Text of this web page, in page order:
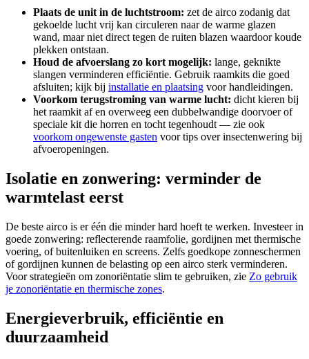
Plaats de unit in de luchtstroom: zet de airco zodanig dat
gekoelde lucht vrij kan circuleren naar de warme glazen
wand, maar niet direct tegen de ruiten blazen waardoor koude
plekken ontstaan.
Houd de afvoerslang zo kort mogelijk: lange, geknikte
slangen verminderen efficiëntie. Gebruik raamkits die goed
afsluiten; kijk bij installatie en plaatsing voor handleidingen.
Voorkom terugstroming van warme lucht: dicht kieren bij
het raamkit af en overweeg een dubbelwandige doorvoer of
speciale kit die horren en tocht tegenhoudt — zie ook
voorkom ongewenste gasten voor tips over insectenwering bij
afvoeropeningen.
Isolatie en zonwering: verminder de
warmtelast eerst
De beste airco is er één die minder hard hoeft te werken. Investeer in
goede zonwering: reflecterende raamfolie, gordijnen met thermische
voering, of buitenluiken en screens. Zelfs goedkope zonneschermen
of gordijnen kunnen de belasting op een airco sterk verminderen.
Voor strategieën om zonoriëntatie slim te gebruiken, zie Zo gebruik
je zonoriëntatie en thermische zones.
Energieverbruik, efficiëntie en
duurzaamheid